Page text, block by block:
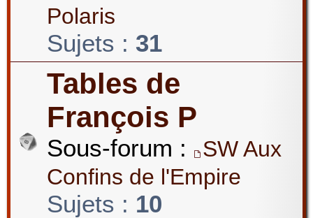
Polaris
Sujets : 31
Tables de
François P
Sous-forum :
SW Aux
Confins de l'Empire
Sujets : 10